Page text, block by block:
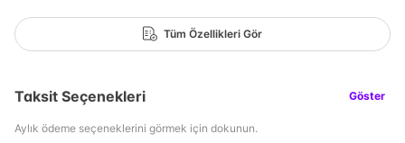
Tüm Özellikleri Gör
Taksit Seçenekleri Göster
Aylık ödeme seçeneklerini görmek için dokunun.